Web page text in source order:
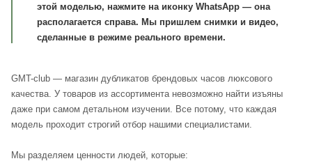
этой моделью, нажмите на иконку WhatsApp — она
располагается справа. Мы пришлем снимки и видео,
сделанные в режиме реального времени.
GMT-club — магазин дубликатов брендовых часов люксового
качества. У товаров из ассортимента невозможно найти изъяны
даже при самом детальном изучении. Все потому, что каждая
модель проходит строгий отбор нашими специалистами.
Мы разделяем ценности людей, которые: